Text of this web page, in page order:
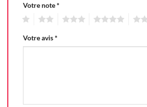
Votre note*
Votre avis*